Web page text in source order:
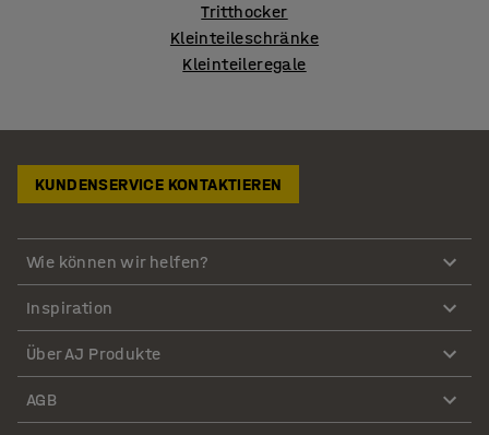
Tritthocker
Kleinteileschränke
Kleinteileregale
KUNDENSERVICE KONTAKTIEREN
Wie können wir helfen?
Inspiration
Über AJ Produkte
AGB